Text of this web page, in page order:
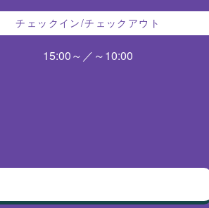
チェックイン/チェックアウト
15:00～／～10:00